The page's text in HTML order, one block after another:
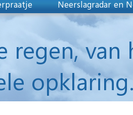
Neerslagradar en
regen,